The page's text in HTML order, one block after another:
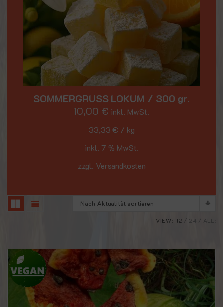
Nach Aktualität sortieren
VIEW: 12 24 ALL:
SOMMERGRUSS LOKUM / 300 gr.
10,00 € inkl. MwSt.
33,33 € / kg
inkl. 7 % MwSt.
zzgl. Versandkosten